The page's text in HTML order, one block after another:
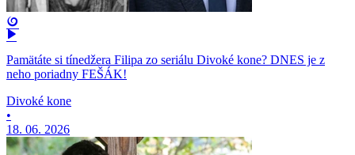
Pamätáte si tínedžera Filipa zo seriálu Divoké kone? DNES je z
neho poriadny FEŠÁK!
Divoké kone
•
18. 06. 2026